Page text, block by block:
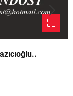
Yazıcıoğlu..